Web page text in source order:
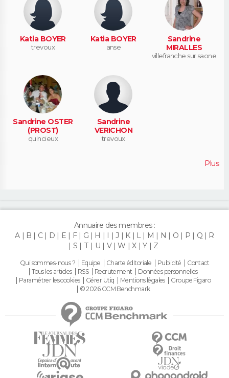
Katia BOYER
trevoux
Katia BOYER
anse
Sandrine
MIRALLES
villefranche sur saone
Sandrine OSTER
(PROST)
quincieux
Sandrine
VERICHON
trevoux
Plus
Annuaire des membres :
A
B C D E F G H I J K L M N O P Q
R
S
T U V W X Y Z
Qui sommes-nous ? Equipe Charte éditoriale Publicité
Contact
Tous les articles
RSS Recrutement
Données personnelles
Paramétrer les cookies
Gérer Utiq Mentions légales
Groupe Figaro
© 2026 CCM Benchmark